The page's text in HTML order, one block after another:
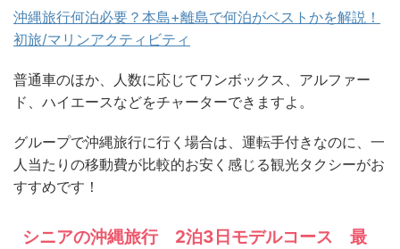
沖縄旅行何泊必要？本島+離島で何泊がベストかを解説！
初旅/マリンアクティビティ
普通車のほか、人数に応じてワンボックス、アルファー
ド、ハイエースなどをチャーターできますよ。
グループで沖縄旅行に行く場合は、運転手付きなのに、一
人当たりの移動費が比較的お安く感じる観光タクシーがお
すすめです！
シニアの沖縄旅行 2泊3日モデルコース 最